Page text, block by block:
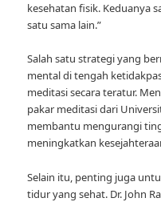
kesehatan fisik. Keduanya
satu sama lain.”
Salah satu strategi yang
mental di tengah
meditasi secara teratur.
pakar meditasi dari
membantu mengurangi
meningkatkan
Selain itu, penting juga
tidur yang sehat. Dr. John